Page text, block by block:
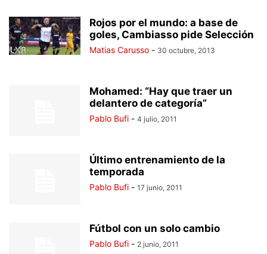
Rojos por el mundo: a base de
goles, Cambiasso pide Selección
Matias Carusso - 30 octubre, 2013
Mohamed: “Hay que traer un
delantero de categoría”
Pablo Bufi - 4 julio, 2011
Último entrenamiento de la
temporada
Pablo Bufi - 17 junio, 2011
Fútbol con un solo cambio
Pablo Bufi - 2 junio, 2011